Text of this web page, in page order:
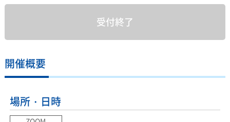
受付終了
開催概要
場所・日時